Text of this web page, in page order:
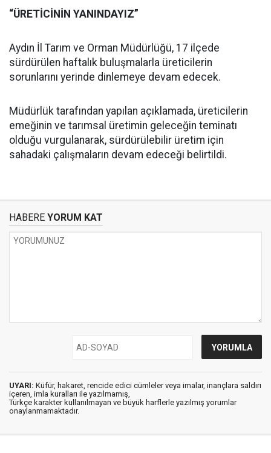
“ÜRETİCİNİN YANINDAYIZ”
Aydın İl Tarım ve Orman Müdürlüğü, 17 ilçede
sürdürülen haftalık buluşmalarla üreticilerin
sorunlarını yerinde dinlemeye devam edecek.
Müdürlük tarafından yapılan açıklamada, üreticilerin
emeğinin ve tarımsal üretimin geleceğin teminatı
olduğu vurgulanarak, sürdürülebilir üretim için
sahadaki çalışmaların devam edeceği belirtildi.
HABERE YORUM KAT
UYARI: Küfür, hakaret, rencide edici cümleler veya imalar, inançlara saldırı
içeren, imla kuralları ile yazılmamış,
Türkçe karakter kullanılmayan ve büyük harflerle yazılmış yorumlar
onaylanmamaktadır.